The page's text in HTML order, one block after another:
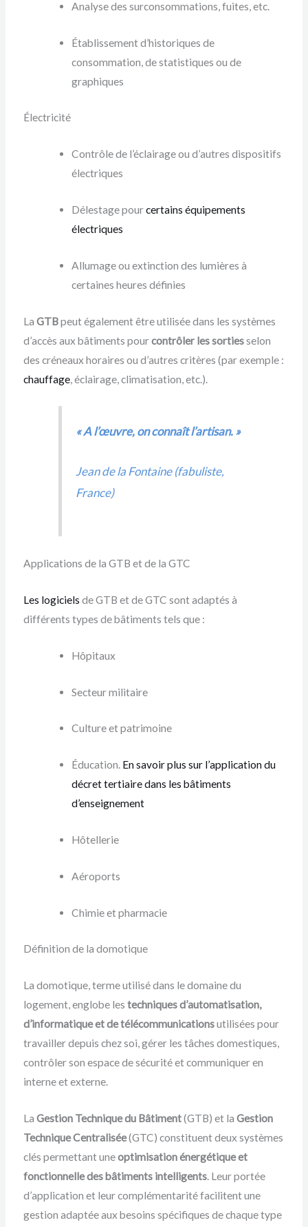
Analyse des surconsommations, fuites, etc.
Établissement d’historiques de
consommation, de statistiques ou de
graphiques
Électricité
Contrôle de l’éclairage ou d’autres dispositifs
électriques
Délestage pourcertains équipements
électriques
Allumage ou extinction des lumières à
certaines heures définies
La GTBpeut également être utilisée dans les systèmes
d’accès aux bâtiments pourcontrôler les sortiesselon
des créneaux horaires ou d’autres critères (par exemple :
chauffage, éclairage, climatisation, etc.).
« A l’œuvre, on connaît l’artisan. »
Jean de la Fontaine (fabuliste,
France)
Applications de la GTB et de la GTC
Les logiciels de GTB et de GTC sont adaptés à
différents types de bâtiments tels que :
Hôpitaux
Secteur militaire
Culture et patrimoine
Éducation. En savoir plus sur l’application du
décret tertiaire dans les bâtiments
d’enseignement
Hôtellerie
Aéroports
Chimie et pharmacie
Définition de la domotique
La domotique, terme utilisé dans le domaine du
logement, englobe les techniques d’automatisation,
d’informatique et de télécommunicationsutilisées pour
travailler depuis chez soi, gérer les tâches domestiques,
contrôler son espace de sécurité et communiquer en
interne et externe.
La Gestion Technique du Bâtiment(GTB) et la Gestion
Technique Centralisée(GTC) constituent deux systèmes
clés permettant uneoptimisation énergétique et
fonctionnelle des bâtiments intelligents. Leur portée
d’application et leur complémentarité facilitent une
gestion adaptée aux besoins spécifiques de chaque type